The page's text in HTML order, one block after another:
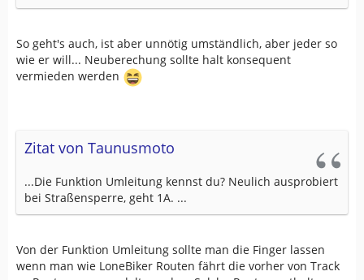
So geht's auch, ist aber unnötig umständlich, aber jeder so
wie er will... Neuberechung sollte halt konsequent
vermieden werden
Zitat von Taunusmoto
...Die Funktion Umleitung kennst du? Neulich ausprobiert
bei Straßensperre, geht 1A. ...
Von der Funktion Umleitung sollte man die Finger lassen
wenn man wie LoneBiker Routen fährt die vorher von Track